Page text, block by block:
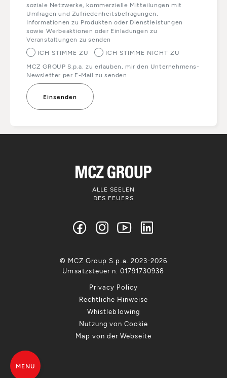
soziale Netzwerke, kommerzielle Mitteilungen mit
Umfragen und Zufriedenheitsbefragungen,
Informationen zu Produkten oder Dienstleistungen
sowie Werbeaktionen oder Einladungen zu
Veranstaltungen zu senden
ICH STIMME ZU
ICH STIMME NICHT ZU
MCZ GROUP S.p.a. zu erlauben, mir den Unternehmens-
Newsletter per E-Mail zu senden
ALLE SEELEN
DES FEUERS
Privacy Policy
Rechtliche Hinweise
Whistleblowing
Nutzung von Cookie
Map von der Webseite
© MCZ Group S.p.a. 2023-2026
Umsatzsteuer n. 01791730938
MENU